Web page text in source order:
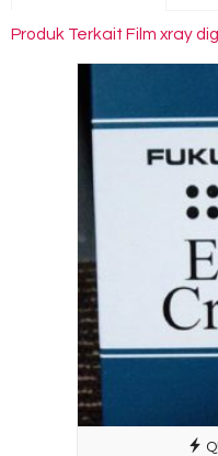
Produk Terkait Film xray